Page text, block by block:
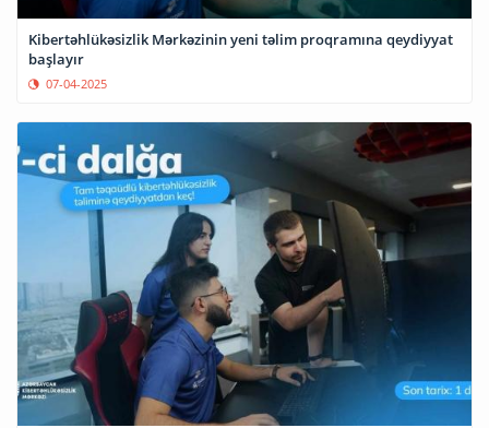
Kibertəhlükəsizlik Mərkəzinin yeni təlim proqramına qeydiyyat
başlayır
07-04-2025